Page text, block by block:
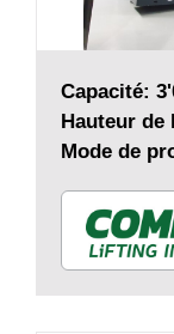
Capacité:
Hauteur de
Mode de